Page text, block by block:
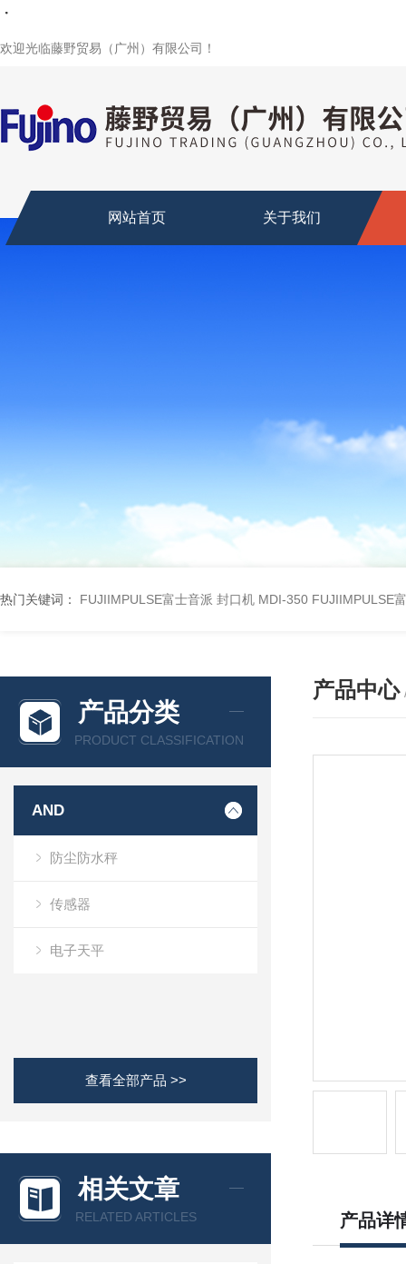
欢迎光临藤野贸易（广州）有限公司！
网站首页 关于我们
热门关键词： FUJIIMPULSE富士音派 封口机 MDI-350 FUJIIMPULSE
产品分类
PRODUCT CLASSIFICATION
AND
防尘防水秤
传感器
电子天平
查看全部产品 >>
相关文章
RELATED ARTICLES
产品中心
产品详
・・・・